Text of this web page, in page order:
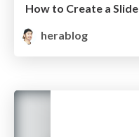
How to Create a Slide
herablog